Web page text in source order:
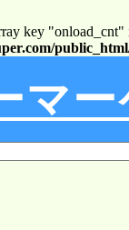
key "onload_cnt"
マー